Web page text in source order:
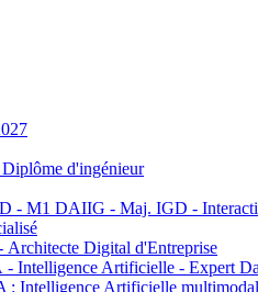
d'ingénieur
- M1 DAIIG - Maj. IGD -
Architecte Digital d'Entreprise
- Intelligence Artificielle - Expert
: Intelligence Artificielle